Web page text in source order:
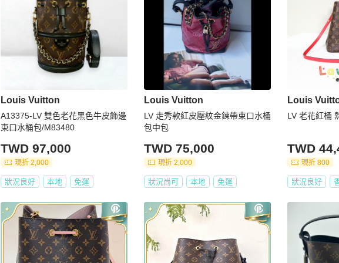
Louis Vuitton
A13375-LV 雙色老花黑色牛皮飾邊
束口水桶包/M83480
TWD 97,000
現折 2,000
狀況良好 本地 免運
Louis Vuitton
LV 走秀款紅皮壓紋金鍊帶束口水桶
包中包
TWD 75,000
現折 2,000
狀況尚可 本地 免運
Louis
LV 老花紅桶
TWD
現折 800
狀況良好